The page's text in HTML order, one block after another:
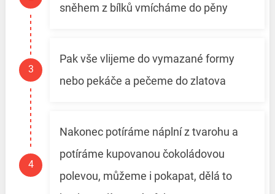
sněhem z bílků vmícháme do pěny
Pak vše vlijeme do vymazané formy
nebo pekáče a pečeme do zlatova
Nakonec potíráme náplní z tvarohu a
potíráme kupovanou čokoládovou
polevou, můžeme i pokapat, dělá to